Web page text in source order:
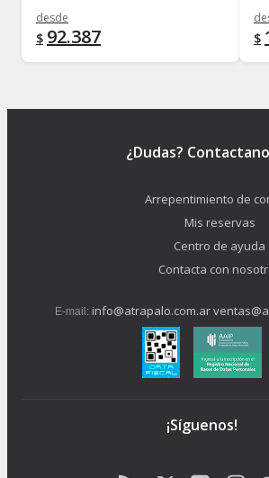
desde
$ 92.387 $
¿Dudas?
Arrepentimiento de
Mis reservas
Centro de ayuda
Contacta con
E-mail: info@atrapalo.com.ar
¡Síguenos!